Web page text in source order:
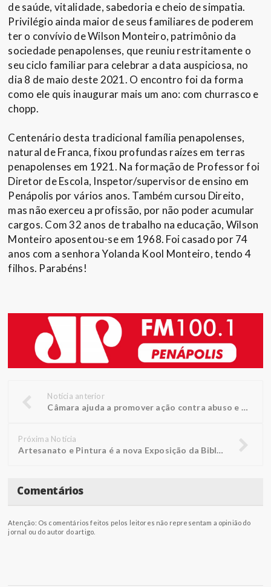
de saúde, vitalidade, sabedoria e cheio de simpatia.
Privilégio ainda maior de seus familiares de poderem
ter o convívio de Wilson Monteiro, patrimônio da
sociedade penapolenses, que reuniu restritamente o
seu ciclo familiar para celebrar a data auspiciosa, no
dia 8 de maio deste 2021. O encontro foi da forma
como ele quis inaugurar mais um ano: com churrasco e
chopp.
Centenário desta tradicional família penapolenses,
natural de Franca, fixou profundas raízes em terras
penapolenses em 1921. Na formação de Professor foi
Diretor de Escola, Inspetor/supervisor de ensino em
Penápolis por vários anos. Também cursou Direito,
mas não exerceu a profissão, por não poder acumular
cargos. Com 32 anos de trabalho na educação, Wilson
Monteiro aposentou-se em 1968. Foi casado por 74
anos com a senhora Yolanda Kool Monteiro, tendo 4
filhos. Parabéns!
Notícia anterior
Câmara ajuda a promover ação contra abuso e exploração sexual
Próxima Notícia
Artesanato e Pintura é a nova Exposição da Biblioteca FUNEPE
Comentários
Atenção: Os comentários feitos pelos leitores não representam a opinião do
jornal ou do autor do artigo.